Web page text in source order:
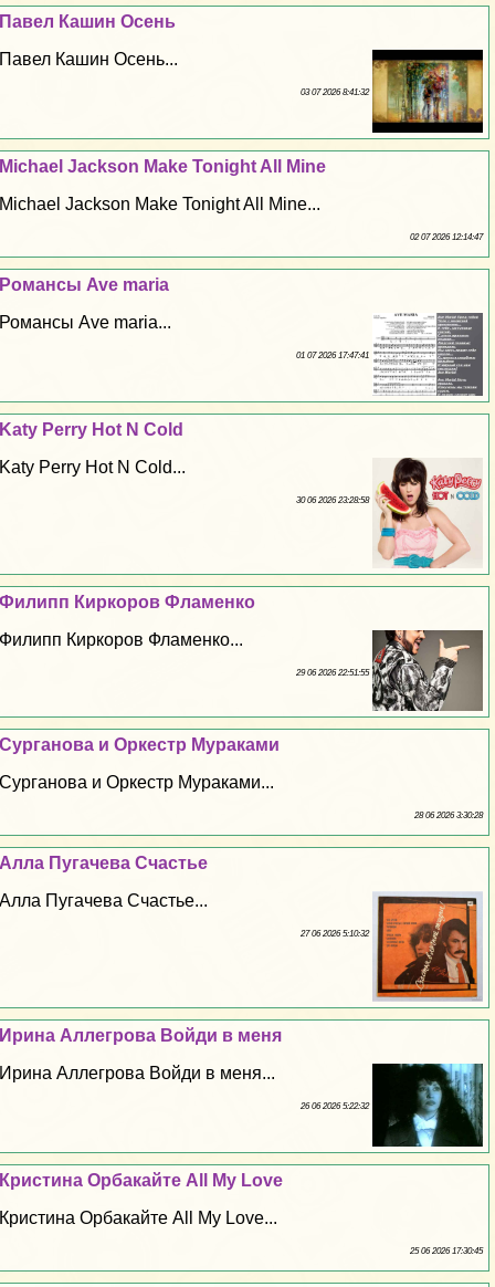
Павел Кашин Осень
Павел Кашин Осень...
03 07 2026 8:41:32
Michael Jackson Make Tonight All Mine
Michael Jackson Make Tonight All Mine...
02 07 2026 12:14:47
Романсы Ave maria
Романсы Ave maria...
01 07 2026 17:47:41
Katy Perry Hot N Cold
Katy Perry Hot N Cold...
30 06 2026 23:28:58
Филипп Киркоров Фламенко
Филипп Киркоров Фламенко...
29 06 2026 22:51:55
Сурганова и Оркестр Муpaками
Сурганова и Оркестр Муpaками...
28 06 2026 3:30:28
Алла Пугачева Счастье
Алла Пугачева Счастье...
27 06 2026 5:10:32
Ирина Аллегрова Войди в меня
Ирина Аллегрова Войди в меня...
26 06 2026 5:22:32
Кристина Орбакайте All My Love
Кристина Орбакайте All My Love...
25 06 2026 17:30:45